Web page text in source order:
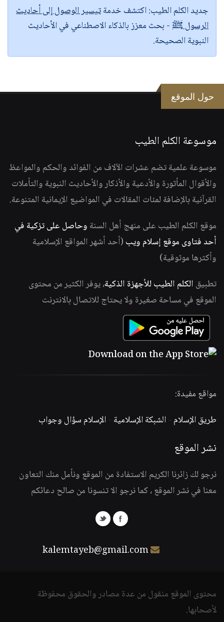
جديد الكلم الطيب:اكتشف خدمةتيسير الوصول إلى أحاديث
الرسول ﷺ - بحث معزز بالذكاء الاصطناعي في الأحاديث
النبوية الصحيحة.
حول الموقع
موسوعة الكلم الطيب
موسوعة علمية تضم عشرات الآلاف من الفوائد والحكم والمواعظ
والأقوال المأثورة والأدعية والأذكار والأحاديث النبوية والتأملات
القرآنية بالإضافة لمئات المقالات في المواضيع الإيمانية المتنوعة.
موقع الكلم الطيب على منهج أهل السنة وحاصل على تزكية في
أحد فتاوى موقع إسلام ويب (أحد أشهر المواقع الإسلامية
وأكثرها موثوقية)
تطبيق الكلم الطيب للأجهزة الذكية، يوفر الكثير من محتوى
الموقع في مساحة صغيرة ولا يحتاج للاتصال بالانترنت
مواقع مفيدة:
طريق الإسلام -الشبكة الإسلامية -الإسلام سؤال وجواب
نشر الموقع
نرجو لك زائرنا الكريم الاستفادة من الموقع ونأمل منك التعاون
معنا في نشر الموقع ، كما نرجو الا تنسونا من صالح دعائكم
kalemtayeb@gmail.com
محتوى الموقع منقول من عدة مصادر والحقوق محفوظة
لأصحابها.